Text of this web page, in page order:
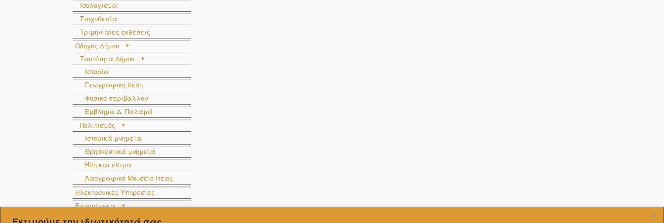
Ισολογισμοί
Στοχοθεσία
Τριμηνιαίες εκθέσεις
Οδηγός Δήμου
Ταυτότητα Δήμου
Ιστορία
Γεωγραφική θέση
Φυσικό περιβάλλον
Έμβλημα Δ. Παλαμά
Πολιτισμός
Ιστορικά μνημεία
Θρησκευτικά μνημεία
Ήθη και έθιμα
Λαογραφικό Μουσείο Ιτέας
Ηλεκτρονικές Υπηρεσίες
Επικοινωνία
Στοιχεία επικοινωνίας